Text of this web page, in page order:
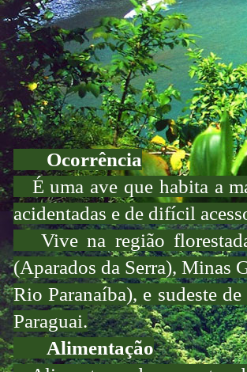
Ocorrência
É uma ave que habita a
acidentadas e de difícil
Vive na região
(Aparados da Serra), Minas
Rio Paranaíba), e sudeste
Paraguai.
Alimentação